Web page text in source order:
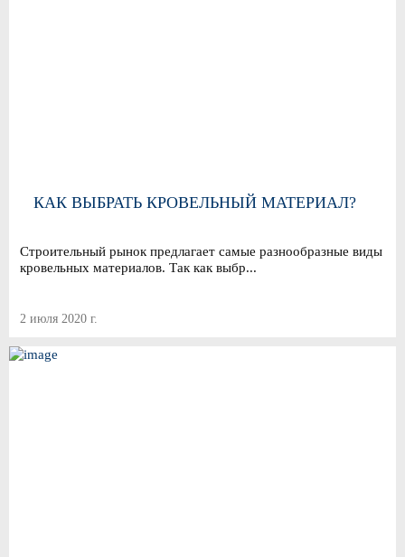
КАК ВЫБРАТЬ КРОВЕЛЬНЫЙ МАТЕРИАЛ?
Строительный рынок предлагает самые разнообразные виды
кровельных материалов. Так как выбр...
2 июля 2020 г.